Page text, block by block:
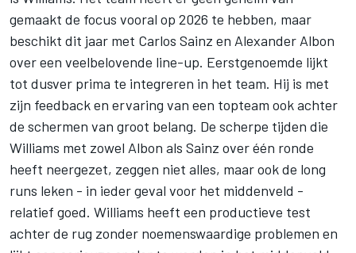
gemaakt de focus vooral op 2026 te hebben, maar
beschikt dit jaar met Carlos Sainz en Alexander Albon
over een veelbelovende line-up. Eerstgenoemde lijkt
tot dusver prima te integreren in het team. Hij is met
zijn feedback en ervaring van een topteam ook achter
de schermen van groot belang. De scherpe tijden die
Williams met zowel Albon als Sainz over één ronde
heeft neergezet, zeggen niet alles, maar ook de long
runs leken - in ieder geval voor het middenveld -
relatief goed. Williams heeft een productieve test
achter de rug zonder noemenswaardige problemen en